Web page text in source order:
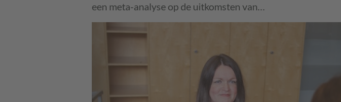
een meta-analyse op de uitkomsten van…